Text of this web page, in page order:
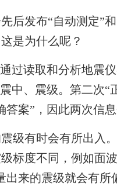
发布“自动测定”和
是为什么呢？
读取和分析地震
中、震级。第二次“
案”，因此两次信息
有时会有所出入
标度不同，例如面
出来的震级就会有所